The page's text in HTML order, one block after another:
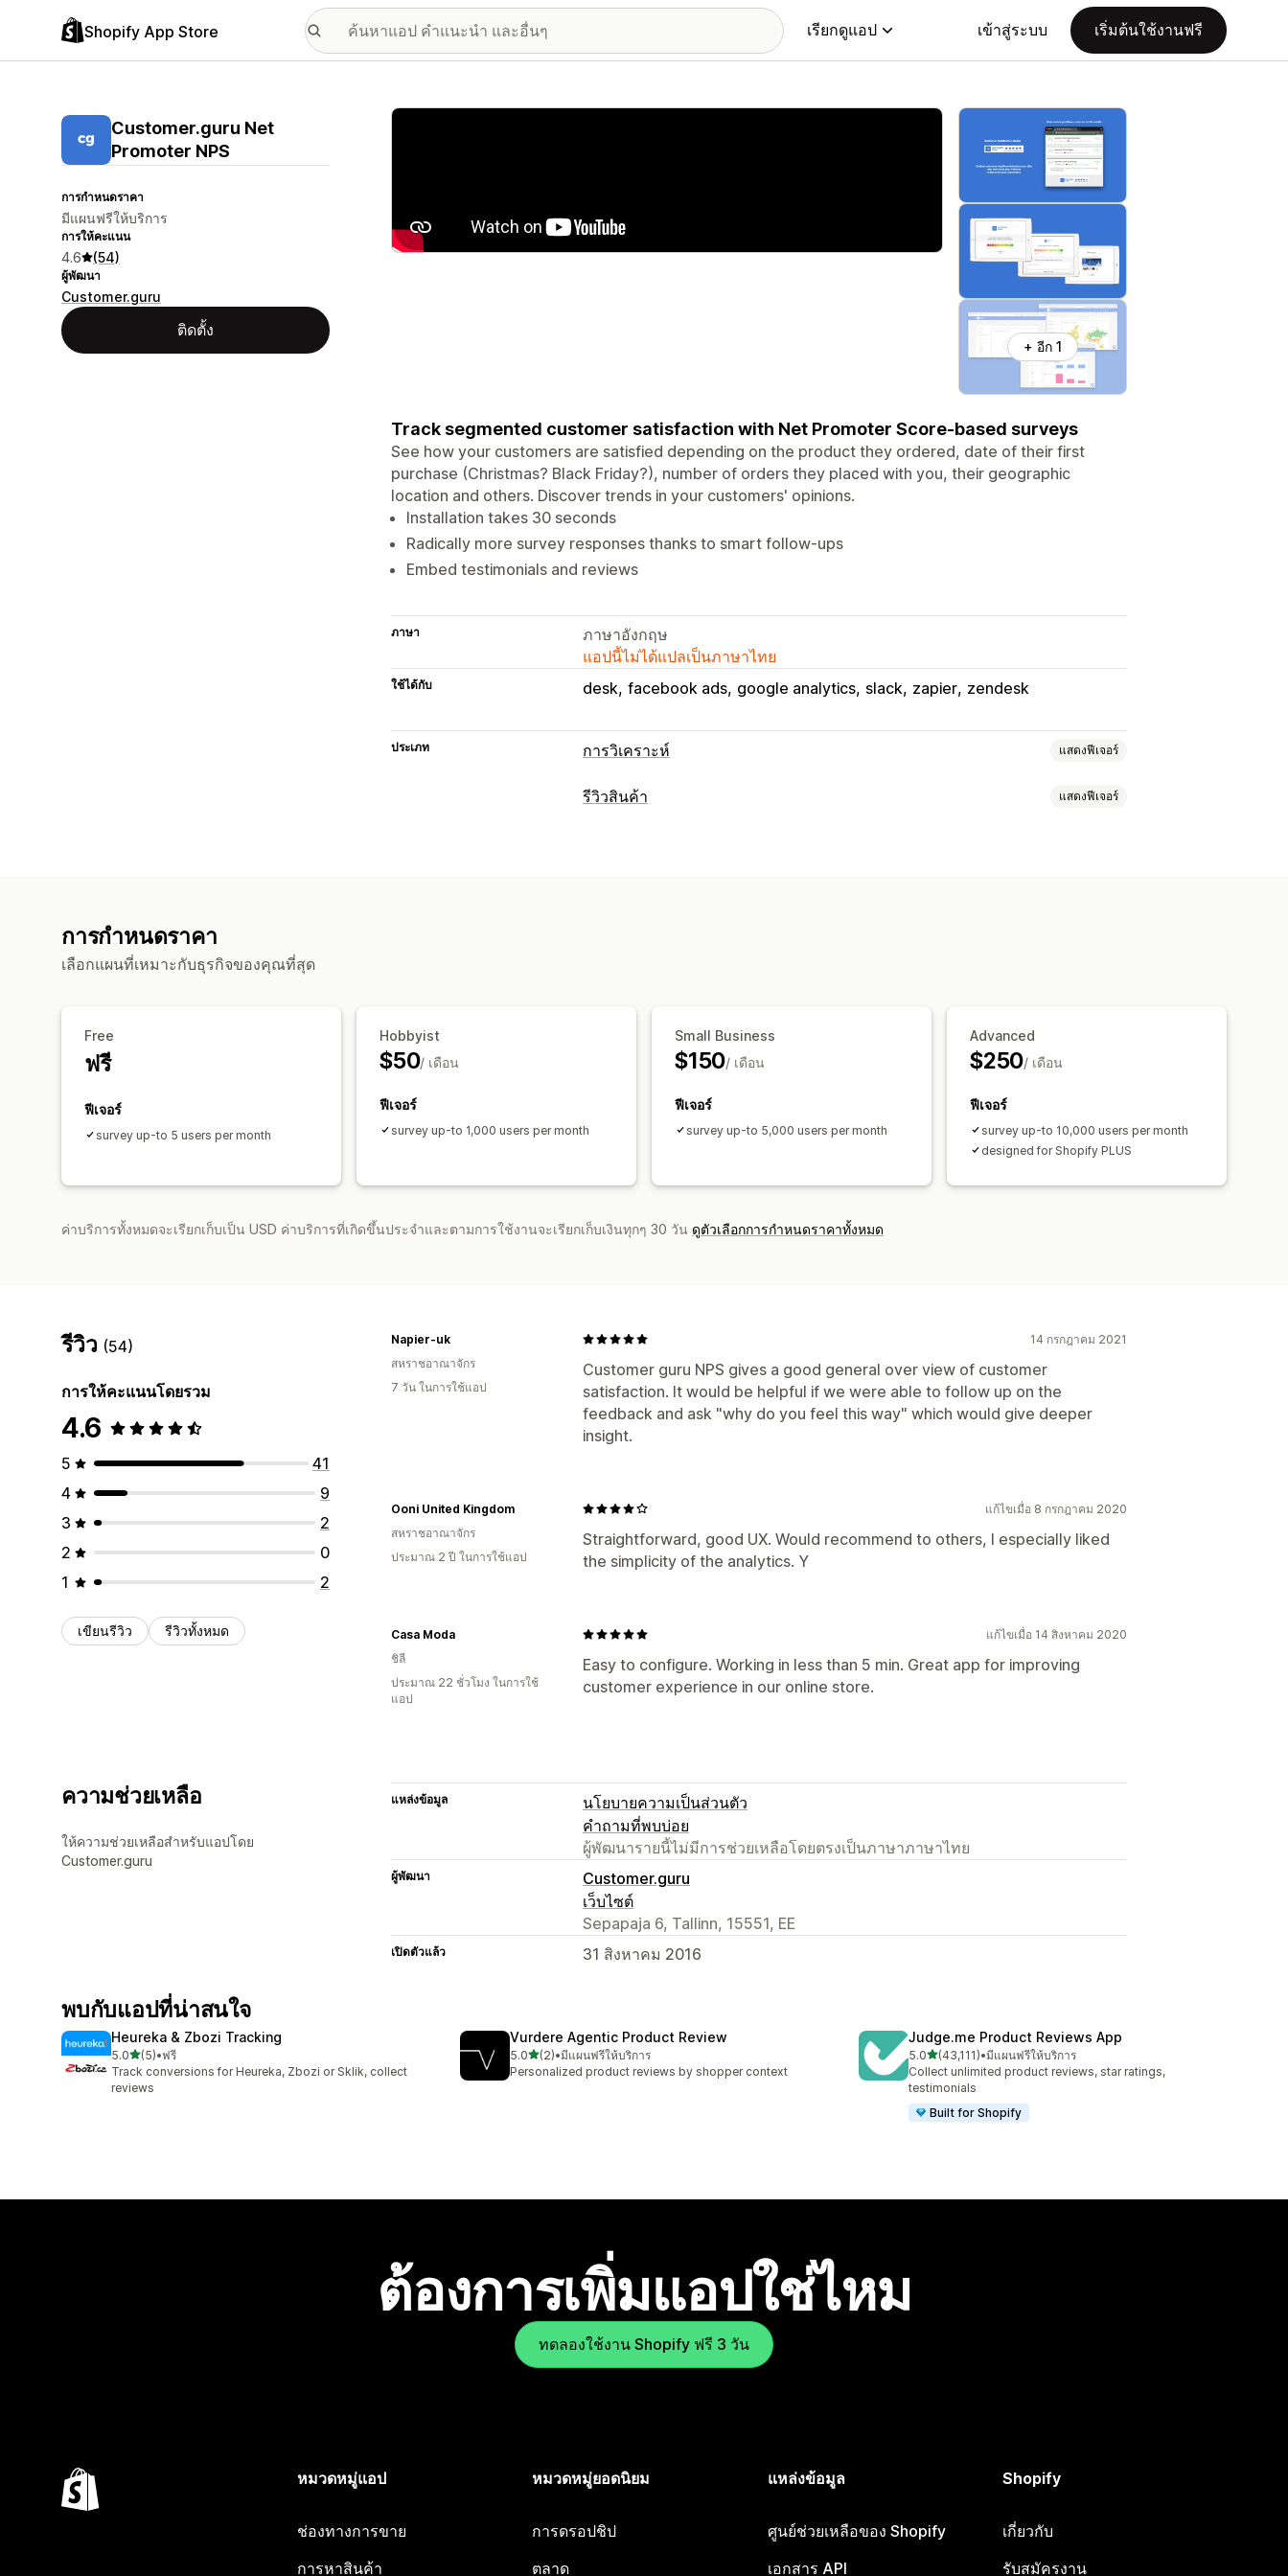
Shopify App Store เรียกดูแอป เข้าสู่ระบบ เริ่มต้นใช้งานฟรี
Customer.guru Net
Promoter NPS
การกำหนดราคา
มีแผนฟรีให้บริการ
การให้คะแนน
4.6 (54)
ผู้พัฒนา
Customer.guru
ติดตั้ง
แกลเลอรีรูปภาพที่แสดง
+ อีก 1
Track segmented customer satisfaction with Net Promoter Score-based surveys
See how your customers are satisfied depending on the product they ordered, date of their first
purchase (Christmas? Black Friday?), number of orders they placed with you, their geographic
location and others. Discover trends in your customers' opinions.
Installation takes 30 seconds
Radically more survey responses thanks to smart follow-ups
Embed testimonials and reviews
ภาษา
ภาษาอังกฤษ
แอปนี้ไม่ได้แปลเป็นภาษาไทย
ใช้ได้กับ desk facebook ads google analytics slack zapier zendesk
ประเภท การวิเคราะห์ แสดงฟีเจอร์
พฤติกรรมของลูกค้า
รีวิวสินค้า แสดงฟีเจอร์
การกำหนดราคา
เลือกแผนที่เหมาะกับธุรกิจของคุณที่สุด
Free
ฟรี
ฟีเจอร์
survey up-to 5 users per month
Hobbyist
$50/ เดือน
ฟีเจอร์
survey up-to 1,000 users per month
Small Business
$150/ เดือน
ฟีเจอร์
survey up-to 5,000 users per month
Advanced
$250/ เดือน
ฟีเจอร์
survey up-to 10,000 users per month
designed for Shopify PLUS
ค่าบริการทั้งหมดจะเรียกเก็บเป็น USD ค่าบริการที่เกิดขึ้นประจำและตามการใช้งานจะเรียกเก็บเงินทุกๆ 30 วัน ดูตัวเลือกการกำหนดราคาทั้งหมด
รีวิว (54)
การให้คะแนนโดยรวม
4.6
5
41
4
9
3
2
2
0
1
2
เขียนรีวิว รีวิวทั้งหมด
14 กรกฎาคม 2021
Customer guru NPS gives a good general over view of customer
satisfaction. It would be helpful if we were able to follow up on the
feedback and ask "why do you feel this way" which would give deeper
insight.
Napier-uk
สหราชอาณาจักร
7 วัน ในการใช้แอป
แก้ไขเมื่อ 8 กรกฎาคม 2020
Straightforward, good UX. Would recommend to others, I especially liked
the simplicity of the analytics. Y
Ooni United Kingdom
สหราชอาณาจักร
ประมาณ 2 ปี ในการใช้แอป
แก้ไขเมื่อ 14 สิงหาคม 2020
Easy to configure. Working in less than 5 min. Great app for improving
customer experience in our online store.
Casa Moda
ชิลี
ประมาณ 22 ชั่วโมง ในการใช้
แอป
ความช่วยเหลือ
ให้ความช่วยเหลือสำหรับแอปโดย
Customer.guru
แหล่งข้อมูล
นโยบายความเป็นส่วนตัว
คำถามที่พบบ่อย
ผู้พัฒนารายนี้ไม่มีการช่วยเหลือโดยตรงเป็นภาษาภาษาไทย
ผู้พัฒนา
Customer.guru
เว็บไซต์
Sepapaja 6, Tallinn, 15551, EE
เปิดตัวแล้ว 31 สิงหาคม 2016
พบกับแอปที่น่าสนใจ
Heureka & Zbozi Tracking
5.0เต็ม 5 ดาว
(5)
ทั้งหมด 5 รีวิว
•ฟรี
Track conversions for Heureka, Zbozi or Sklik, collect
reviews
Vurdere Agentic Product Review
5.0เต็ม 5 ดาว
(2)
ทั้งหมด 2 รีวิว
•มีแผนฟรีให้บริการ
Personalized product reviews by shopper context
Judge.me Product Reviews App
5.0เต็ม 5 ดาว
(43,111)
ทั้งหมด 43111 รีวิว
•มีแผนฟรีให้บริการ
Collect unlimited product reviews, star ratings,
testimonials
Built for Shopify
ต้องการเพิ่มแอปใช่ไหม
ทดลองใช้งาน Shopify ฟรี 3 วัน
หมวดหมู่แอป
ช่องทางการขาย
การหาสินค้า
หมวดหมู่ยอดนิยม
การดรอปชิป
ตลาด
แหล่งข้อมูล
ศูนย์ช่วยเหลือของ Shopify
เอกสาร API
Shopify
เกี่ยวกับ
รับสมัครงาน